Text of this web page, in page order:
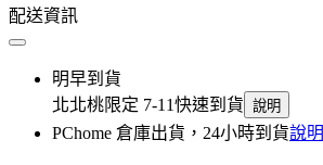
配送資訊
明早到貨
北北桃限定 7-11快速到貨 說明
PChome 倉庫出貨，24小時到貨說明